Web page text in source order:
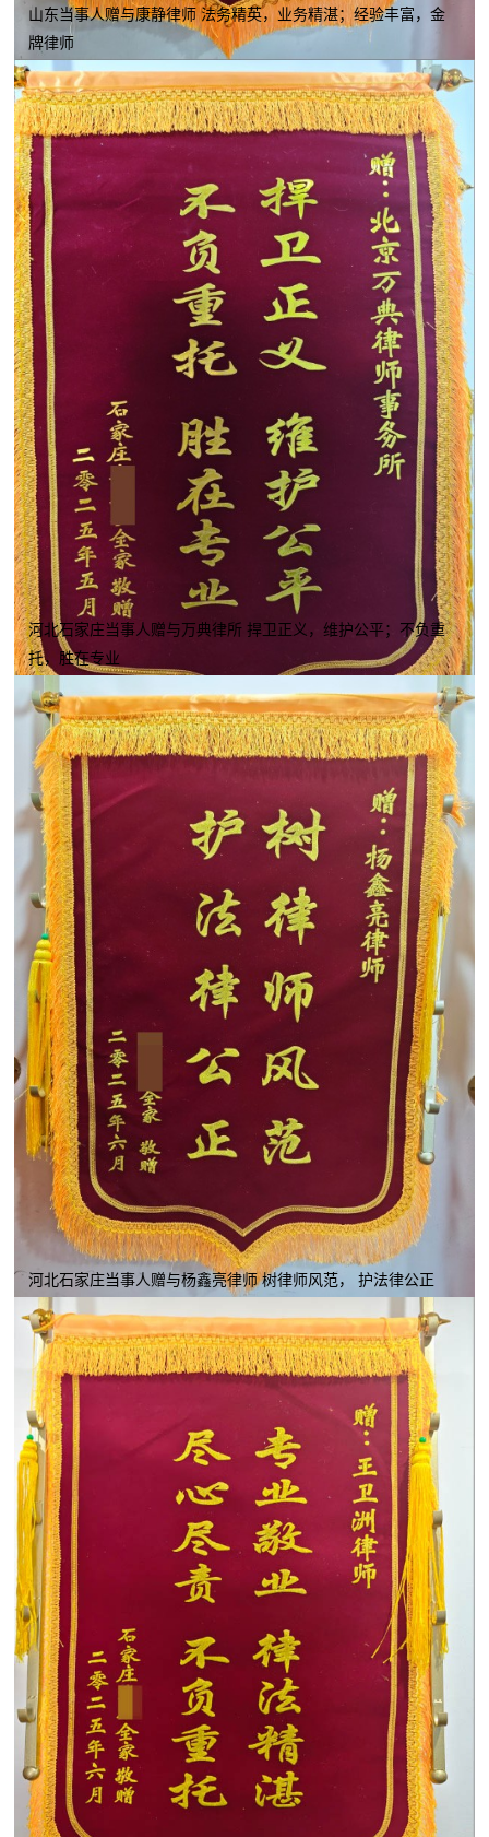
山东当事人赠与康静律师 法务精英，业务精湛；经验丰富，金
牌律师
河北石家庄当事人赠与万典律所 捍卫正义，维护公平；不负重
托，胜在专业
河北石家庄当事人赠与杨鑫亮律师 树律师风范， 护法律公正